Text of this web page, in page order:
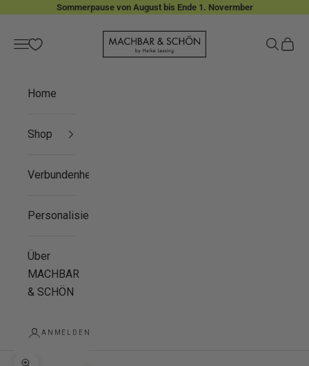
Zum Inhalt springenSommerpause von August bis Ende 1. Novermber
MACHBAR & SCHÖN
Menü
Suchen
Home
Shop
Verbundenheit
Personalisieren
Über
MACHBAR
& SCHÖN
ANMELDEN